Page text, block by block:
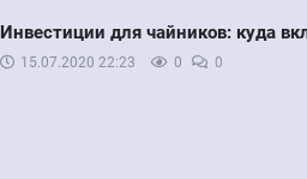
Инвестиции для чайников: куда
15.07.2020 22:23 0 0